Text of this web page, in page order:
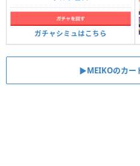
ガチャシミュはこちら
▶︎MEIKOのカー